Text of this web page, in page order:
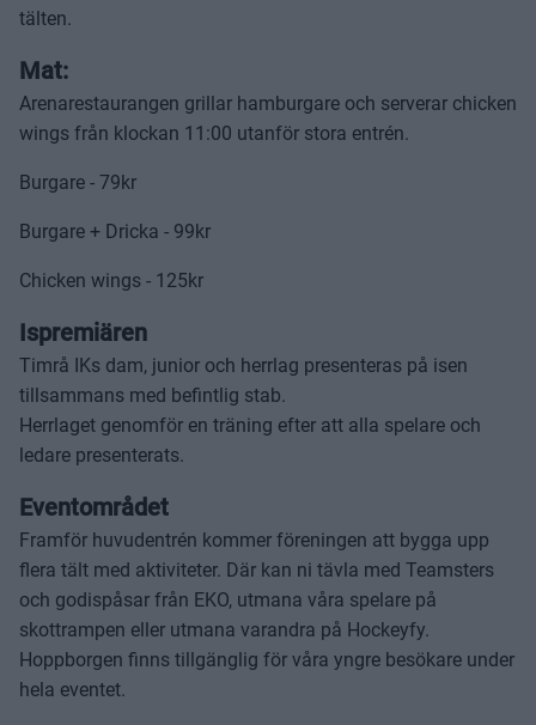
tälten.
Mat:
Arenarestaurangen grillar hamburgare och serverar chicken
wings från klockan 11:00 utanför stora entrén.
Burgare - 79kr
Burgare + Dricka - 99kr
Chicken wings - 125kr
Ispremiären
Timrå IKs dam, junior och herrlag presenteras på isen
tillsammans med befintlig stab.
Herrlaget genomför en träning efter att alla spelare och
ledare presenterats.
Eventområdet
Framför huvudentrén kommer föreningen att bygga upp
flera tält med aktiviteter. Där kan ni tävla med Teamsters
och godispåsar från EKO, utmana våra spelare på
skottrampen eller utmana varandra på Hockeyfy.
Hoppborgen finns tillgänglig för våra yngre besökare under
hela eventet.